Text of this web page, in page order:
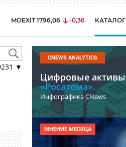
MOEXIT 1796,06 -0,36 КАТАЛОГ
▼
CNEWS ANALYTICS
Цифровые активы
«Росатома».
Инфографика CNews
МНЕНИЕ МЕСЯЦА